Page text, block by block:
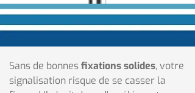
Sans de bonnesfixations solides, votre
signalisation risque de se casser la